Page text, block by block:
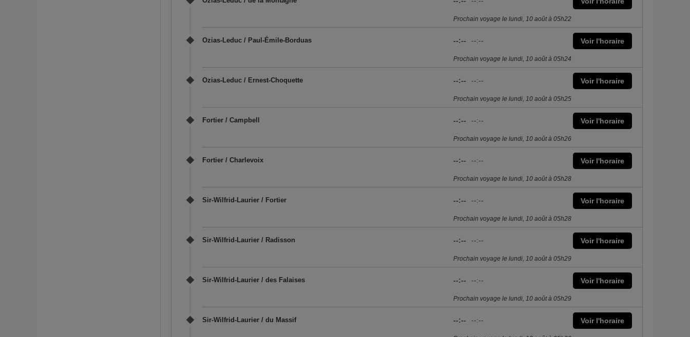
Prochain voyage le lundi, 10 août à 05h22
Ozias-Leduc / Paul-Émile-Borduas Voir l'horaire
--:-- --:--
Prochain voyage le lundi, 10 août à 05h24
Ozias-Leduc / Ernest-Choquette Voir l'horaire
--:-- --:--
Prochain voyage le lundi, 10 août à 05h25
Fortier / Campbell Voir l'horaire
--:-- --:--
Prochain voyage le lundi, 10 août à 05h26
Fortier / Charlevoix Voir l'horaire
--:-- --:--
Prochain voyage le lundi, 10 août à 05h28
Sir-Wilfrid-Laurier / Fortier Voir l'horaire
--:-- --:--
Prochain voyage le lundi, 10 août à 05h28
Sir-Wilfrid-Laurier / Radisson Voir l'horaire
--:-- --:--
Prochain voyage le lundi, 10 août à 05h29
Sir-Wilfrid-Laurier / des Falaises Voir l'horaire
--:-- --:--
Prochain voyage le lundi, 10 août à 05h29
Sir-Wilfrid-Laurier / du Massif Voir l'horaire
--:-- --:--